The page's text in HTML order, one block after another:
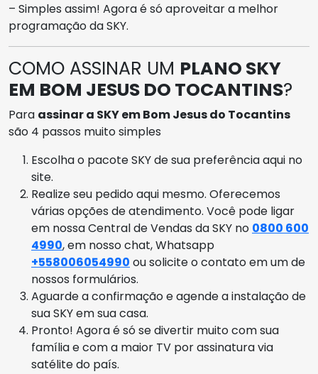
– Simples assim! Agora é só aproveitar a melhor
programação da SKY.
COMO ASSINAR UM PLANO SKY
EM BOM JESUS DO TOCANTINS?
Para assinar a SKY em Bom Jesus do Tocantins
são 4 passos muito simples
Escolha o pacote SKY de sua preferência aqui no
site.
Realize seu pedido aqui mesmo. Oferecemos
várias opções de atendimento. Você pode ligar
em nossa Central de Vendas da SKY no 0800 600
4990, em nosso chat, Whatsapp
+558006054990 ou solicite o contato em um de
nossos formulários.
Aguarde a confirmação e agende a instalação de
sua SKY em sua casa.
Pronto! Agora é só se divertir muito com sua
família e com a maior TV por assinatura via
satélite do país.